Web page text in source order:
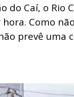
do Caí, o
Como
prevê uma